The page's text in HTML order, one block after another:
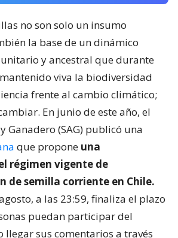
no son solo un insumo
la base de un dinámico
y ancestral que durante
viva la biodiversidad
frente al cambio climático;
En junio de este año, el
Ganadero (SAG) publicó una
que propone una
régimen vigente de
de semilla corriente en Chile.
a las 23:59, finaliza el plazo
puedan participar del
llegar sus comentarios a través